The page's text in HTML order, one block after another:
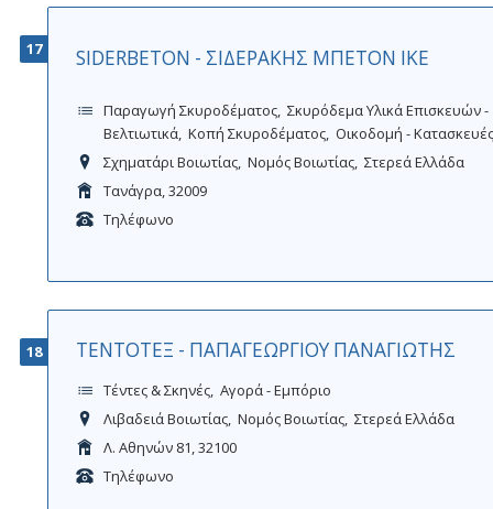
17 SIDERBETON - ΣΙΔΕΡΑΚΗΣ ΜΠΕΤΟΝ ΙΚΕ
Παραγωγή Σκυροδέματος Σκυρόδεμα Υλικά Επισκευών -
Βελτιωτικά Κοπή Σκυροδέματος Οικοδομή - Κατασκευές
Σχηματάρι Βοιωτίας Νομός Βοιωτίας Στερεά Ελλάδα
Τανάγρα, 32009
Τηλέφωνο
18 ΤΕΝΤΟΤΕΞ - ΠΑΠΑΓΕΩΡΓΙΟΥ ΠΑΝΑΓΙΩΤΗΣ
Τέντες & Σκηνές Αγορά - Εμπόριο
Λιβαδειά Βοιωτίας Νομός Βοιωτίας Στερεά Ελλάδα
Λ. Αθηνών 81, 32100
Τηλέφωνο